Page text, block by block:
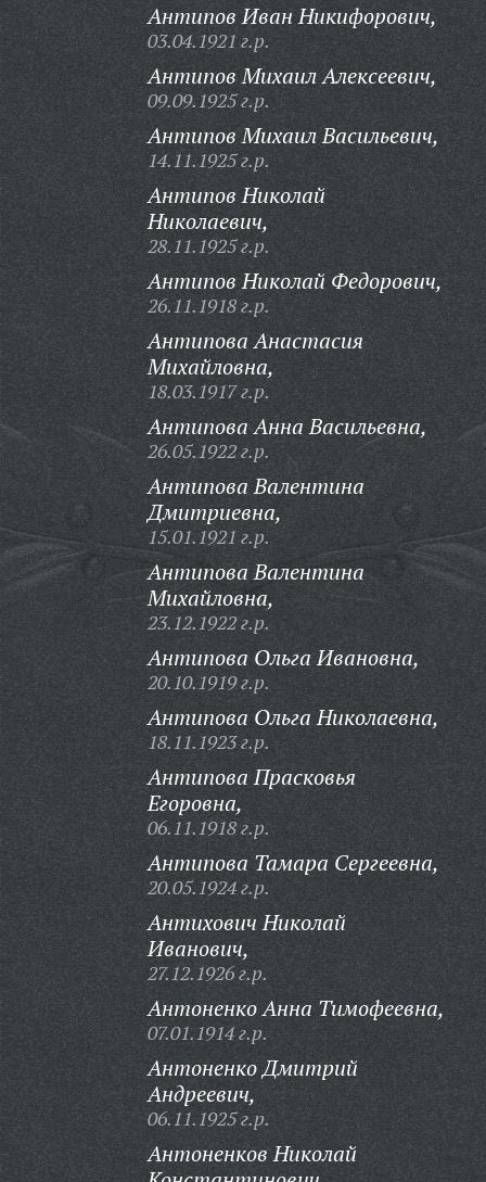
Антипов Иван Никифорович,
03.04.1921 г.р.
Антипов Михаил Алексеевич,
09.09.1925 г.р.
Антипов Михаил Васильевич,
14.11.1925 г.р.
Антипов Николай
Николаевич,
28.11.1925 г.р.
Антипов Николай Федорович,
26.11.1918 г.р.
Антипова Анастасия
Михайловна,
18.03.1917 г.р.
Антипова Анна Васильевна,
26.05.1922 г.р.
Антипова Валентина
Дмитриевна,
15.01.1921 г.р.
Антипова Валентина
Михайловна,
23.12.1922 г.р.
Антипова Ольга Ивановна,
20.10.1919 г.р.
Антипова Ольга Николаевна,
18.11.1923 г.р.
Антипова Прасковья
Егоровна,
06.11.1918 г.р.
Антипова Тамара Сергеевна,
20.05.1924 г.р.
Антихович Николай
Иванович,
27.12.1926 г.р.
Антоненко Анна Тимофеевна,
07.01.1914 г.р.
Антоненко Дмитрий
Андреевич,
06.11.1925 г.р.
Антоненков Николай